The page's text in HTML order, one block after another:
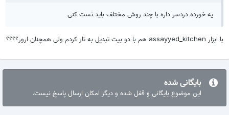
یه خورده دردسر داره با چند روش مختلف باید تست کنی
با ابزار assayyed_kitchen هم با دو بیت تبدیل به تار کردم ولی همچنان ارور؟؟؟؟
بایگانی شده
این موضوع بایگانی و قفل شده و دیگر امکان ارسال پاسخ نیست.